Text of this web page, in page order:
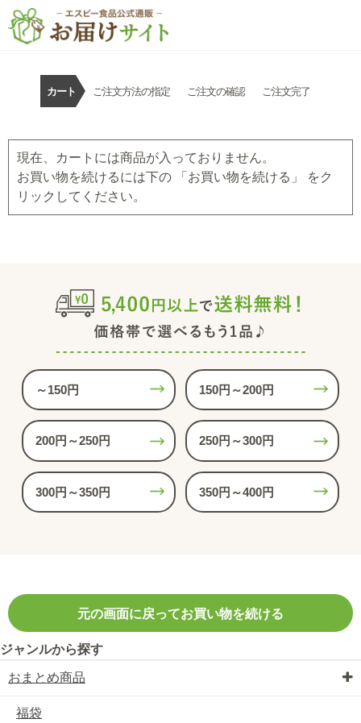
カート ご注文方法の指定 ご注文の確認 ご注文完了
現在、カートには商品が入っておりません。
お買い物を続けるには下の 「お買い物を続ける」 をク
リックしてください。
～150円 150円～200円
200円～250円 250円～300円
300円～350円 350円～400円
元の画面に戻ってお買い物を続ける
ジャンルから探す
おまとめ商品
福袋